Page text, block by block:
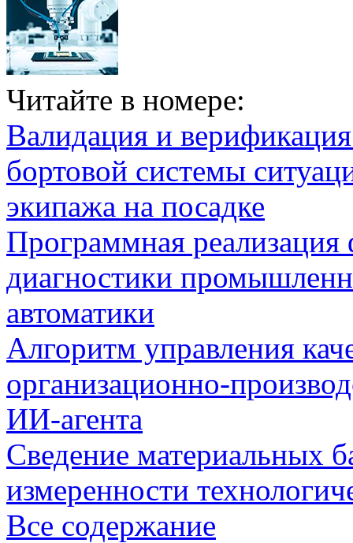
Читайте в номере:
Валидация и
бортовой системы
экипажа на посадке
Программная
диагностики
автоматики
Алгоритм управления
организационно-
ИИ-агента
Сведение материальных
измеренности
Все содержание